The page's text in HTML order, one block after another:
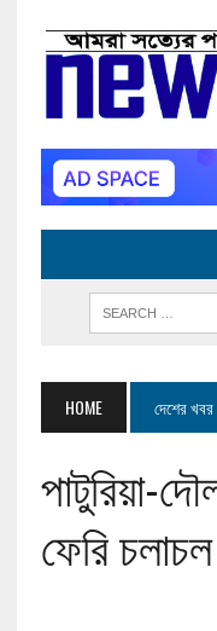
HOME দেশের খবর
পাটুরিয়া-
ফেরি